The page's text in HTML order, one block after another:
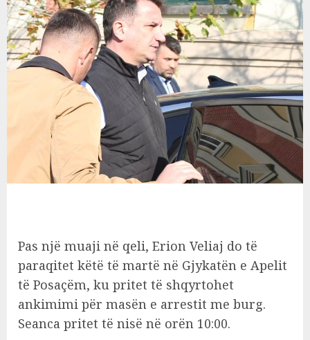
Pas një muaji në qeli, Erion Veliaj do të
paraqitet këtë të martë në Gjykatën e Apelit
të Posaçëm, ku pritet të shqyrtohet
ankimimi për masën e arrestit me burg.
Seanca pritet të nisë në orën 10:00.